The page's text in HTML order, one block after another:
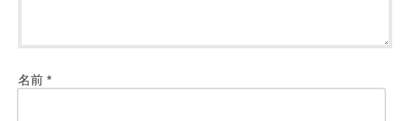
名前 *